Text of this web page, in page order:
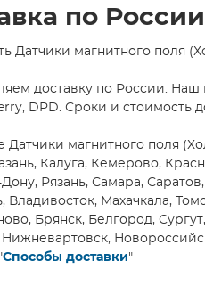
Semiconductor(2)
Unisonic Technologies
по России
Датчики магнитного поля
доставку по России. Наш
DPD. Сроки и стоимость
Датчики магнитного поля
Калуга, Кемерово,
Рязань, Самара,
Владивосток, Махачкала,
Брянск, Белгород,
Нижневартовск,
Способы доставки"